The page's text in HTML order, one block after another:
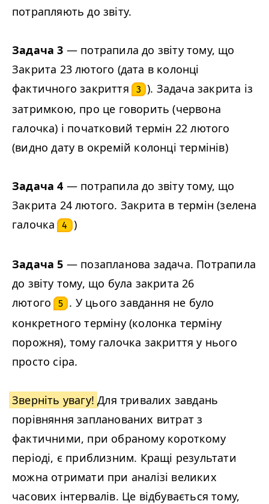
потрапляють до звіту.
Задача 3 — потрапила до звіту тому, що
Закрита 23 лютого (дата в колонці
фактичного закриття
3 ). Задача закрита із
затримкою, про це говорить (червона
галочка) і початковий термін 22 лютого
(видно дату в окремій колонці термінів)
Задача 4 — потрапила до звіту тому, що
Закрита 24 лютого. Закрита в термін (зелена
галочка
4 )
Задача 5 — позапланова задача. Потрапила
до звіту тому, що була закрита 26
лютого
5 . У цього завдання не було
конкретного терміну (колонка терміну
порожня), тому галочка закриття у нього
просто сіра.
Зверніть увагу! Для тривалих завдань
порівняння запланованих витрат з
фактичними, при обраному короткому
періоді, є приблизним. Кращі результати
можна отримати при аналізі великих
часових інтервалів. Це відбувається тому,